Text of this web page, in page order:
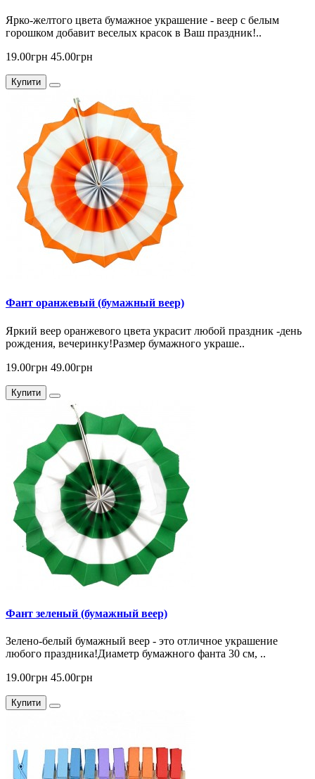
Ярко-желтого цвета бумажное украшение - веер с белым
горошком добавит веселых красок в Ваш праздник!..
19.00грн 45.00грн
Купити
Фант оранжевый (бумажный веер)
Яркий веер оранжевого цвета украсит любой праздник -день
рождения, вечеринку!Размер бумажного украше..
19.00грн 49.00грн
Купити
Фант зеленый (бумажный веер)
Зелено-белый бумажный веер - это отличное украшение
любого праздника!Диаметр бумажного фанта 30 см, ..
19.00грн 45.00грн
Купити